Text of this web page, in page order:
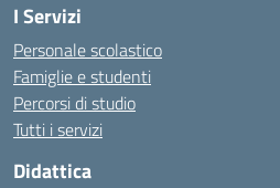
I Servizi
Personale scolastico
Famiglie e studenti
Percorsi di studio
Tutti i servizi
Didattica